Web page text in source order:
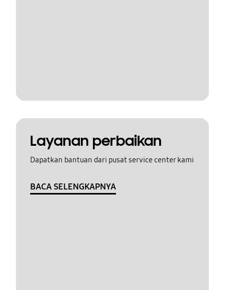
Layanan perbaikan
Dapatkan bantuan dari pusat service center kami
BACA SELENGKAPNYA